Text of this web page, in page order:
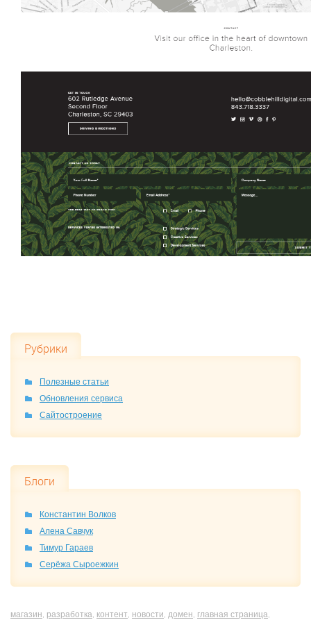
Рубрики
Полезные статьи
Обновления сервиса
Сайтостроение
Блоги
Константин Волков
Алена Савчук
Тимур Гараев
Серёжа Сыроежкин
магазин разработка контент новости домен главная страница